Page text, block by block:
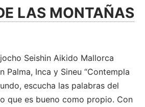
LAS MONTAÑAS
Seishin Aikido Mallorca
Palma, Inca y Sineu “Contempla
escucha las palabras del
que es bueno como propio. Con